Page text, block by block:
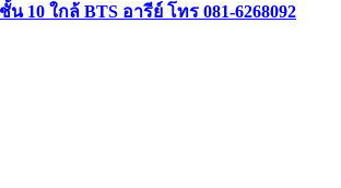
10 ใกล้ BTS อารีย์ โทร 081-6268092